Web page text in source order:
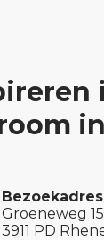
in
Bezoekadres
Groeneweg
3911 PD